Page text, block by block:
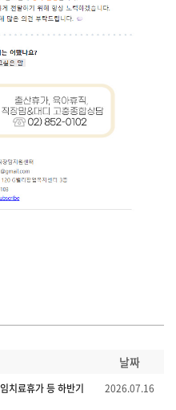
날짜
치료휴가 등 하반기
2026.07.16